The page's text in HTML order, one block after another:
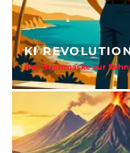
KI
Aus Suchmaske zur